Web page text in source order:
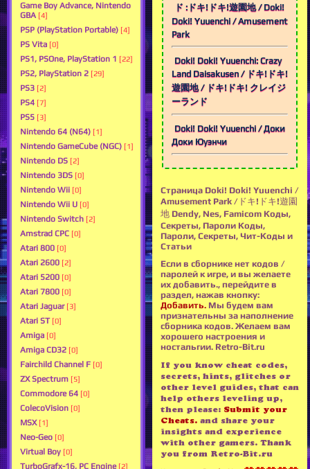
Game Boy Advance, Nintendo
GBA [4]
PSP (PlayStation Portable) [4]
PS Vita [0]
PS1, PSOne, PlayStation 1 [22]
PS2, PlayStation 2 [29]
PS3 [2]
PS4 [7]
PS5 [3]
Nintendo 64 (N64) [1]
Nintendo GameCube (NGC) [1]
Nintendo DS [2]
Nintendo 3DS [0]
Nintendo Wii [0]
Nintendo Wii U [0]
Nintendo Switch [2]
Amstrad CPC [0]
Atari 800 [0]
Atari 2600 [2]
Atari 5200 [0]
Atari 7800 [0]
Atari Jaguar [3]
Atari ST [0]
Amiga [0]
Amiga CD32 [0]
Fairchild Channel F [0]
ZX Spectrum [5]
Commodore 64 [0]
ColecoVision [0]
MSX [1]
Neo-Geo [0]
Virtual Boy [0]
TurboGrafx-16, PC Engine [2]
ド :ドキ!ドキ!遊園地 / Doki!
Doki! Yuuenchi / Amusement
Park
Doki! Doki! Yuuenchi: Crazy
Land Daisakusen / ドキ!ドキ!
遊園地 / ドキ!ドキ! クレイジ
ーランド
Doki! Doki! Yuuenchi / Доки
Доки Юуэнчи
Страница Doki! Doki! Yuuenchi /
Amusement Park /ドキ!ドキ!遊園
地 Dendy, Nes, Famicom Коды,
Секреты, Пароли Коды,
Пароли, Секреты, Чит-Коды и
Статьи
Если в сборнике нет кодов /
паролей к игре, и вы желаете
их добавить., перейдите в
раздел, нажав кнопку:
Добавить. Мы будем вам
признательны за наполнение
сборника кодов. Желаем вам
хорошего настроения и
ностальгии. Retro-Bit.ru
If you know cheat codes,
secrets, hints, glitches or
other level guides, that can
help others leveling up,
then please: Submit your
Cheats. and share your
insights and experience
with other gamers. Thank
you from Retro-Bit.ru